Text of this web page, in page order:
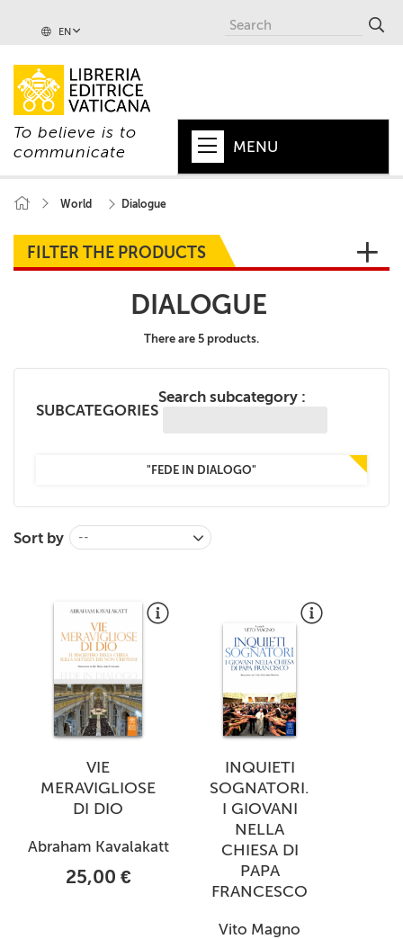
EN
To believe is to
communicate
MENU
POPE
+
VATICAN
CHURCH
WORLD
CEI
AUTORI VARI
World Dialogue
FILTER THE PRODUCTS
DIALOGUE
There are 5 products.
SUBCATEGORIES
Search subcategory :
"FEDE IN DIALOGO"
Sort by --
VIE
MERAVIGLIOSE
DI DIO
Abraham Kavalakatt
25,00 €
INQUIETI
SOGNATORI.
I GIOVANI
NELLA
CHIESA DI
PAPA
FRANCESCO
Vito Magno